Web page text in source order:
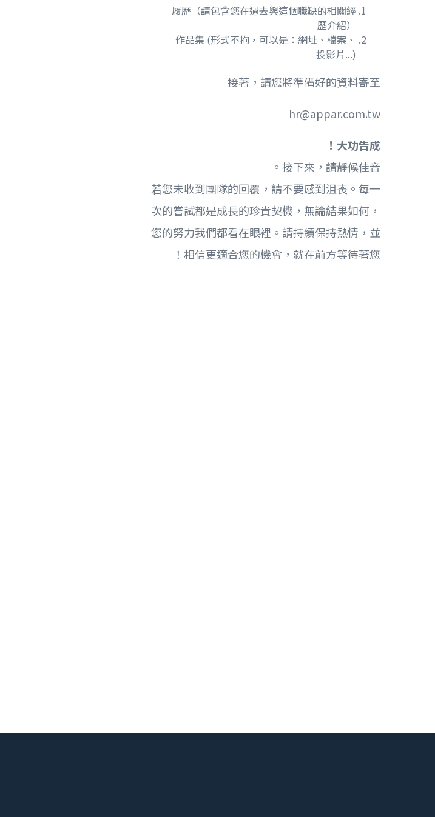
履歷（請包含您在過去與這個職缺的相關經
歷介紹）
作品集 (形式不拘，可以是：網址、檔案、
投影片...)
接著，請您將準備好的資料寄至
hr@appar.com.tw
大功告成！
接下來，請靜候佳音。
若您未收到團隊的回覆，請不要感到沮喪。每一
次的嘗試都是成長的珍貴契機，無論結果如何，
您的努力我們都看在眼裡。請持續保持熱情，並
相信更適合您的機會，就在前方等待著您！